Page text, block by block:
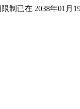
制已在 2038年01月